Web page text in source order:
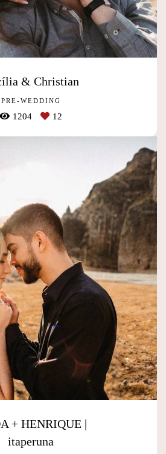
& Christian
PRE-WEDDING
1204 12
+ HENRIQUE |
itaperuna